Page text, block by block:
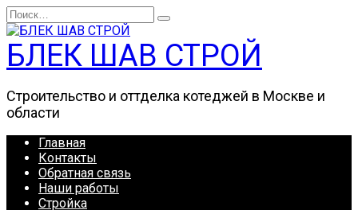
Перейти
к
содержанию
Search
for:
БЛЕК ШАВ СТРОЙ
Строительство и оттделка котеджей в Москве и
области
Главная
Контакты
Обратная связь
Наши работы
Стройка